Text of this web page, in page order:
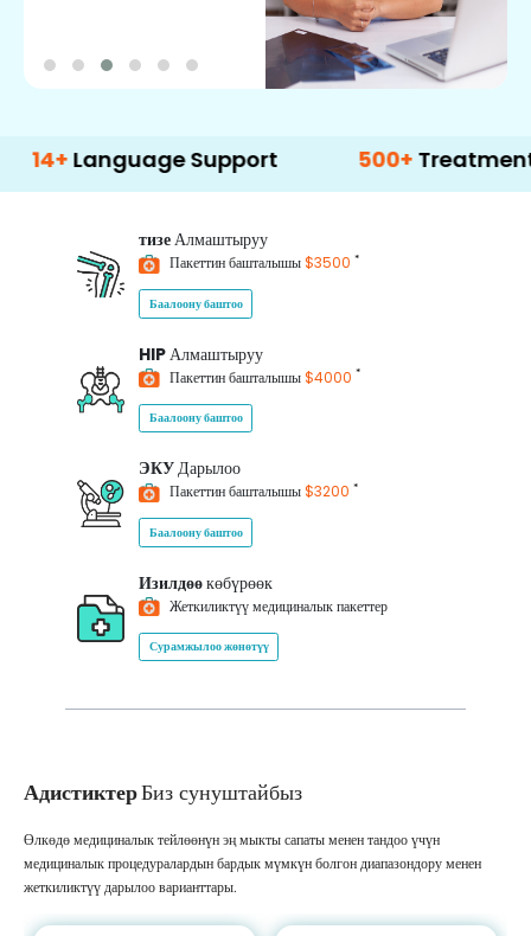
Support 500+ Treatment
тизеАлмаштыруу
Пакеттин башталышы$3500 *
Баалоону баштоо
HIPАлмаштыруу
Пакеттин башталышы$4000 *
Баалоону баштоо
ЭКУДарылоо
Пакеттин башталышы$3200 *
Баалоону баштоо
Изилдөөкөбүрөөк
Жеткиликтүү медициналык пакеттер
Сурамжылоо жөнөтүү
АдистиктерБиз сунуштайбыз
Өлкөдө медициналык тейлөөнүн эң мыкты сапаты менен тандоо үчүн
медициналык процедуралардын бардык мүмкүн болгон диапазондору менен
жеткиликтүү дарылоо варианттары.